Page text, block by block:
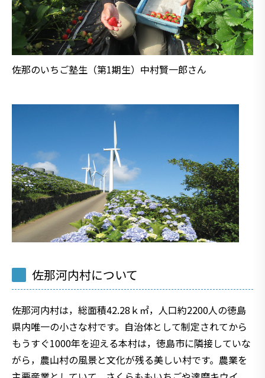
佐那のいちご塾生（第1期生）中村賢一郎さん
佐那河内村について
佐那河内村は，総面積42.28ｋ㎡，人口約2200人の徳島
県内唯一の小さな村です。自治体として制定されてから
もうすぐ1000年を迎える本村は，徳島市に隣接していな
がら，農山村の風景と文化が残る美しい村です。農業を